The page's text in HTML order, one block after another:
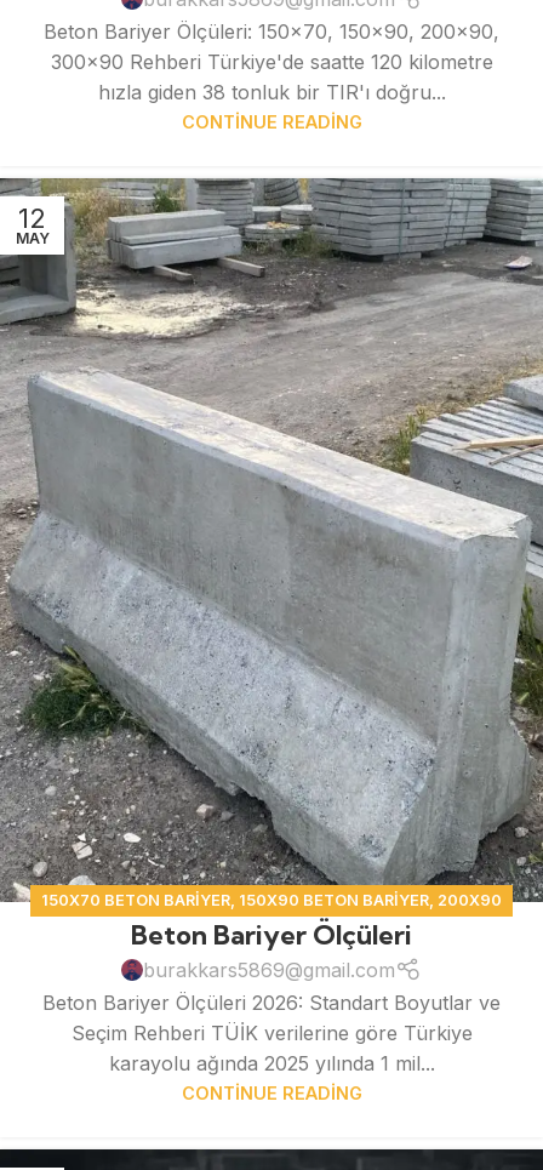
Beton Bariyer Ölçüleri: 150x70, 150x90, 200x90,
300x90 Rehberi Türkiye'de saatte 120 kilometre
hızla giden 38 tonluk bir TIR'ı doğru...
CONTINUE READING
12
MAY
150X70 BETON BARIYER, 150X90 BETON BARIYER, 200X90
BETON BARIYER,BETON BARIYER
Beton Bariyer Ölçüleri
burakkars5869@gmail.com
Beton Bariyer Ölçüleri 2026: Standart Boyutlar ve
Seçim Rehberi TÜİK verilerine göre Türkiye
karayolu ağında 2025 yılında 1 mil...
CONTINUE READING